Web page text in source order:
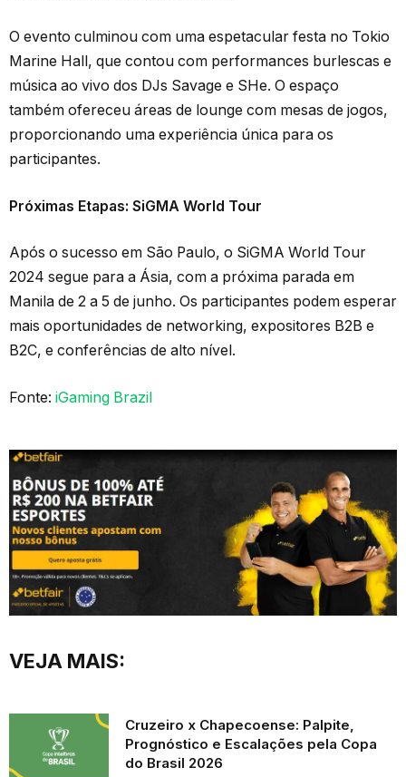
O evento culminou com uma espetacular festa no Tokio
Marine Hall, que contou com performances burlescas e
música ao vivo dos DJs Savage e SHe. O espaço
também ofereceu áreas de lounge com mesas de jogos,
proporcionando uma experiência única para os
participantes.
Próximas Etapas: SiGMA World Tour
Após o sucesso em São Paulo, o SiGMA World Tour
2024 segue para a Ásia, com a próxima parada em
Manila de 2 a 5 de junho. Os participantes podem esperar
mais oportunidades de networking, expositores B2B e
B2C, e conferências de alto nível.
Fonte: iGaming Brazil
VEJA MAIS:
Cruzeiro x Chapecoense: Palpite,
Prognóstico e Escalações pela Copa
do Brasil 2026